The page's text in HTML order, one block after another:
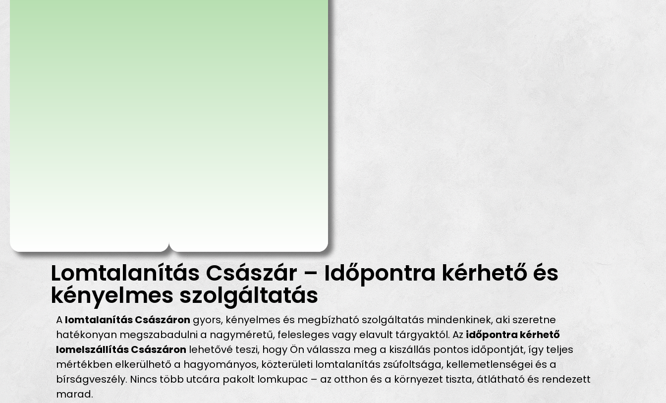
Lomtalanítás Császár – Időpontra kérhető és
kényelmes szolgáltatás
A lomtalanítás Császáron gyors, kényelmes és megbízható szolgáltatás mindenkinek, aki szeretne
hatékonyan megszabadulni a nagyméretű, felesleges vagy elavult tárgyaktól. Az időpontra kérhető
lomelszállítás Császáron lehetővé teszi, hogy Ön válassza meg a kiszállás pontos időpontját, így teljes
mértékben elkerülhető a hagyományos, közterületi lomtalanítás zsúfoltsága, kellemetlenségei és a
bírságveszély. Nincs több utcára pakolt lomkupac – az otthon és a környezet tiszta, átlátható és rendezett
marad.